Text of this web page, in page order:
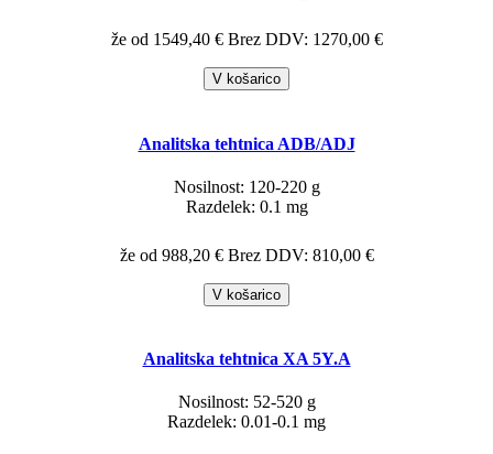
že od 1549,40 € Brez DDV: 1270,00 €
V košarico
Analitska tehtnica ADB/ADJ
Nosilnost: 120-220 g
Razdelek: 0.1 mg
že od 988,20 € Brez DDV: 810,00 €
V košarico
Analitska tehtnica XA 5Y.A
Nosilnost: 52-520 g
Razdelek: 0.01-0.1 mg